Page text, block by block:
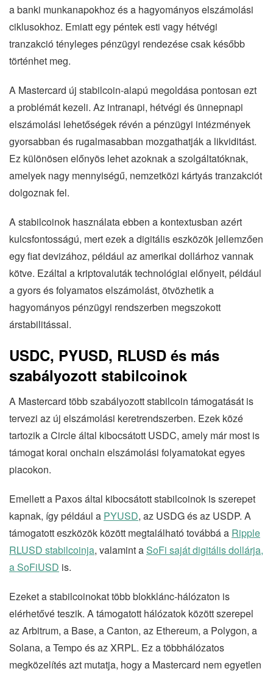
a banki munkanapokhoz és a hagyományos elszámolási
ciklusokhoz. Emiatt egy péntek esti vagy hétvégi
tranzakció tényleges pénzügyi rendezése csak később
történhet meg.
A Mastercard új stabilcoin-alapú megoldása pontosan ezt
a problémát kezeli. Az intranapi, hétvégi és ünnepnapi
elszámolási lehetőségek révén a pénzügyi intézmények
gyorsabban és rugalmasabban mozgathatják a likviditást.
Ez különösen előnyös lehet azoknak a szolgáltatóknak,
amelyek nagy mennyiségű, nemzetközi kártyás tranzakciót
dolgoznak fel.
A stabilcoinok használata ebben a kontextusban azért
kulcsfontosságú, mert ezek a digitális eszközök jellemzően
egy fiat devizához, például az amerikai dollárhoz vannak
kötve. Ezáltal a kriptovaluták technológiai előnyeit, például
a gyors és folyamatos elszámolást, ötvözhetik a
hagyományos pénzügyi rendszerben megszokott
árstabilitással.
USDC, PYUSD, RLUSD és más
szabályozott stabilcoinok
A Mastercard több szabályozott stabilcoin támogatását is
tervezi az új elszámolási keretrendszerben. Ezek közé
tartozik a Circle által kibocsátott USDC, amely már most is
támogat korai onchain elszámolási folyamatokat egyes
piacokon.
Emellett a Paxos által kibocsátott stabilcoinok is szerepet
kapnak, így például a PYUSD, az USDG és az USDP. A
támogatott eszközök között megtalálható továbbá a Ripple
RLUSD stabilcoinja, valamint aSoFi saját digitális dollárja,
a SoFiUSD is.
Ezeket a stabilcoinokat több blokklánc-hálózaton is
elérhetővé teszik. A támogatott hálózatok között szerepel
az Arbitrum, a Base, a Canton, az Ethereum, a Polygon, a
Solana, a Tempo és az XRPL. Ez a többhálózatos
megközelítés azt mutatja, hogy a Mastercard nem egyetlen